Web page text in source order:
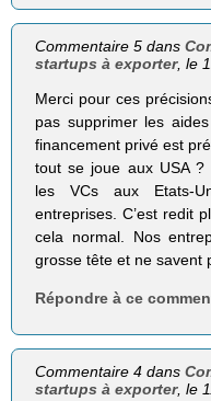
Commentaire 5 dans
startups à exporter, le
Merci pour ces
pas supprimer les
financement privé est
tout se joue aux USA ?
les VCs aux Etats-
entreprises. C’est redit
cela normal. Nos
grosse tête et ne savent
Répondre à ce
Commentaire 4 dans
startups à exporter, le